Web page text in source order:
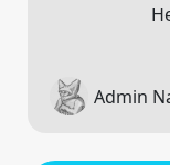
Admin